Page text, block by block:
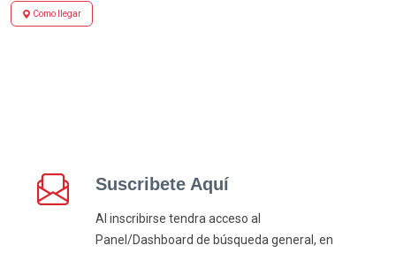
Como llegar
Suscribete Aquí
Al inscribirse tendra acceso al
Panel/Dashboard de búsqueda general, en